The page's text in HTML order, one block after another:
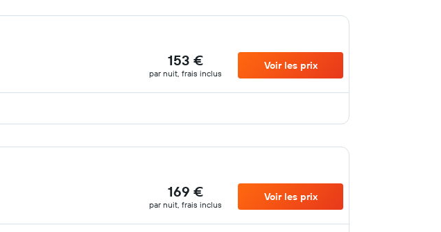
153 €
par nuit, frais inclus
Voir les prix
169 €
par nuit, frais inclus
Voir les prix